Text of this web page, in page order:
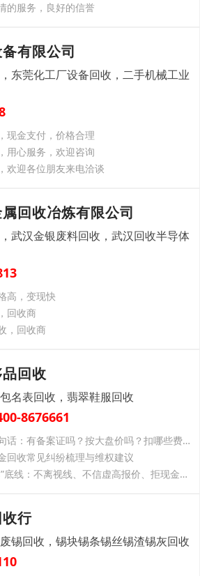
的服务，良好的信誉
有限公司
东莞化工厂设备回收，二手机械工业
现金支付，价格合理
用心服务，欢迎咨询
欢迎各位朋友来电洽谈
回收冶炼有限公司
武汉金银废料回收，武汉回收半导体
高，变现快
回收商
，回收商
回收
名表回收，翡翠鞋服回收
8676661
天津黄金回收前必问三句话：有备案证吗？按大盘价吗？扣哪些费吗？门店反应暴露真相
回收常见纠纷梳理与维权建议
上海黄金回收牢记“三不”底线：不离视线、不信虚高报价、拒现金结算
行
锡回收，锡块锡条锡丝锡渣锡灰回收